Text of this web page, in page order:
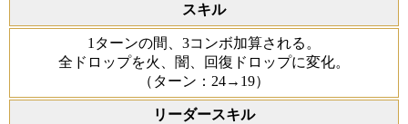
スキル
1ターンの間、3コンボ加算される。
全ドロップを火、闇、回復ドロップに変化。
（ターン：24→19）
リーダースキル